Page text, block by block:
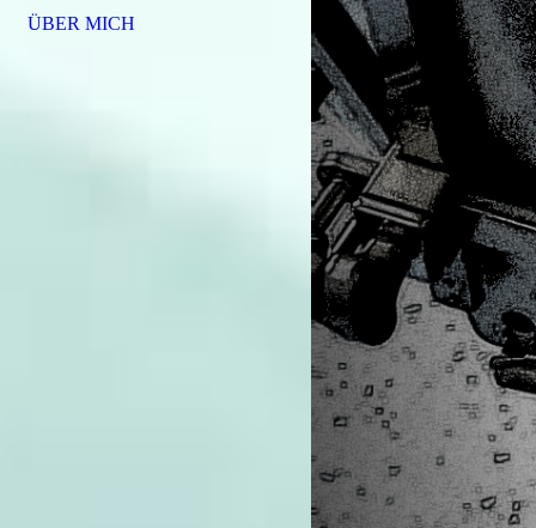
ÜBER MICH